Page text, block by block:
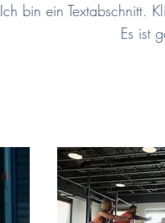
Ich bin ein Textabschnitt.
Es ist